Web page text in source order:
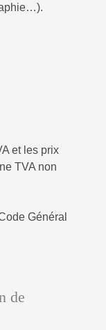
et les prix
TVA non
Général
de